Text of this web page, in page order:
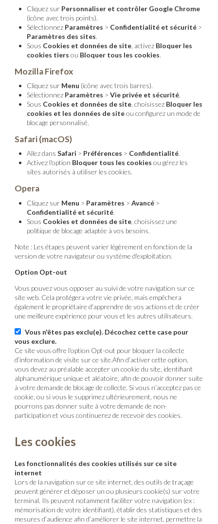
Cliquez sur Personnaliser et contrôler Google Chrome
(icône avec trois points).
Sélectionnez Paramètres > Confidentialité et sécurité >
Paramètres des sites.
Sous Cookies et données de site , activez Bloquer les
cookies tiers ou Bloquer tous les cookies.
Mozilla Firefox
Cliquez sur Menu (icône avec trois barres).
Sélectionnez Paramètres >Vie privée et sécurité.
Sous Cookies et données de site , choisissez Bloquer les
cookies et les données de siteou configurez un mode de
blocage personnalisé.
Safari (macOS)
Allez dansSafari > Préférences > Confidentialité.
Activez l'option Bloquer tous les cookies ou gérez les
sites autorisés à utiliser les cookies.
Opera
Cliquez sur Menu > Paramètres >Avancé >
Confidentialité et sécurité.
Sous Cookies et données de site , choisissez une
politique de blocage adaptée à vos besoins.
Note : Les étapes peuvent varier légèrement en fonction de la
version de votre navigateur ou système d'exploitation.
Option Opt-out
Vous pouvez vous opposer au suivi de votre navigation sur ce
site web. Cela protégera votre vie privée, mais empêchera
également le propriétaire d'apprendre de vos actions et de créer
une meilleure expérience pour vous et les autres utilisateurs.
Vous n'êtes pas exclu(e). Décochez cette case pour
vous exclure.
Ce site vous offre l’option Opt-out pour bloquer la collecte
d’information de visite sur ce site.Afin d’activer cette option,
vous devez au préalable accepter un cookie du site, identifiant
alphanumérique unique et aléatoire, afin de pouvoir donner suite
à votre demande de blocage de collecte. Si vous n’acceptez pas ce
cookie, ou si vous le supprimez ultérieurement, nous ne
pourrons pas donner suite à votre demande de non-
participation et vous continuerez de recevoir des cookies.
Les cookies
Les fonctionnalités des cookies utilisés sur ce site
internet
Lors de la navigation sur ce site internet, des outils de traçage
peuvent générer et déposer un ou plusieurs cookie(s) sur votre
terminal. Ils peuvent notamment faciliter votre navigation (ex :
mémorisation de votre identifiant), établir des statistiques et des
mesures d’audience afin d’améliorer le site internet, permettre la